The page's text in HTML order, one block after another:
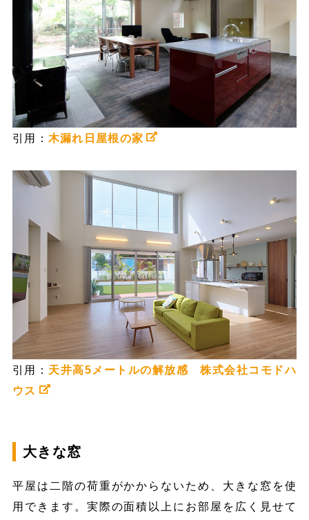
引用： 木漏れ日屋根の家
引用： 天井高5メートルの解放感 株式会社コモドハ
ウス
大きな窓
平屋は二階の荷重がかからないため、大きな窓を使
用できます。実際の面積以上にお部屋を広く見せて